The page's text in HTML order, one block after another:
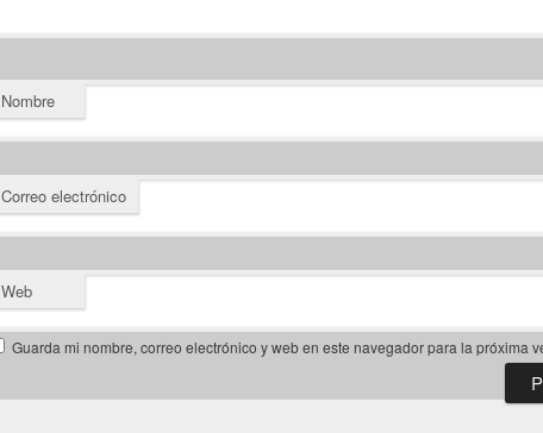
Nombre
Correo electrónico
Web
Guarda mi nombre, correo electrónico y web en este navegador para la próxima